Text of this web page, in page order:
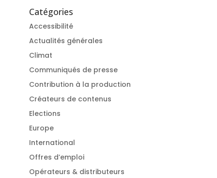
Catégories
Accessibilité
Actualités générales
Climat
Communiqués de presse
Contribution à la production
Créateurs de contenus
Elections
Europe
International
Offres d’emploi
Opérateurs & distributeurs